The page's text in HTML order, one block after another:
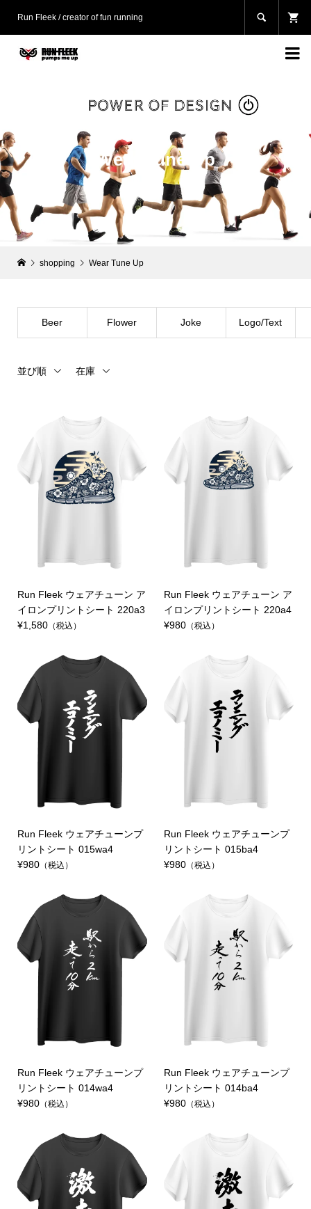
Run Fleek / creator of fun running 

Wear Tune Up
shopping Wear Tune Up
Beer Flower Joke Logo/Text
並び順 在庫
Run Fleek ウェアチューン ア
イロンプリントシート 220a3
¥1,580（税込）
Run Fleek ウェアチューン ア
イロンプリントシート 220a4
¥980 （税込）
Run Fleek ウェアチューンプ
リントシート 015wa4
¥980（税込）
Run Fleek ウェアチューンプ
リントシート 015ba4
¥980 （税込）
Run Fleek ウェアチューンプ
リントシート 014wa4
¥980（税込）
Run Fleek ウェアチューンプ
リントシート 014ba4
¥980 （税込）